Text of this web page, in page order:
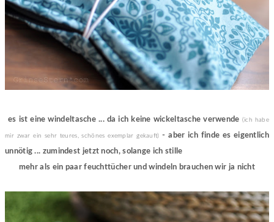
es ist eine windeltasche ... da ich keine wickeltasche verwende (ich habe
mir zwar ein sehr teures, schönes exemplar gekauft) - aber ich finde es eigentlich
unnötig ... zumindest jetzt noch, solange ich stille
mehr als ein paar feuchttücher und windeln brauchen wir ja nicht